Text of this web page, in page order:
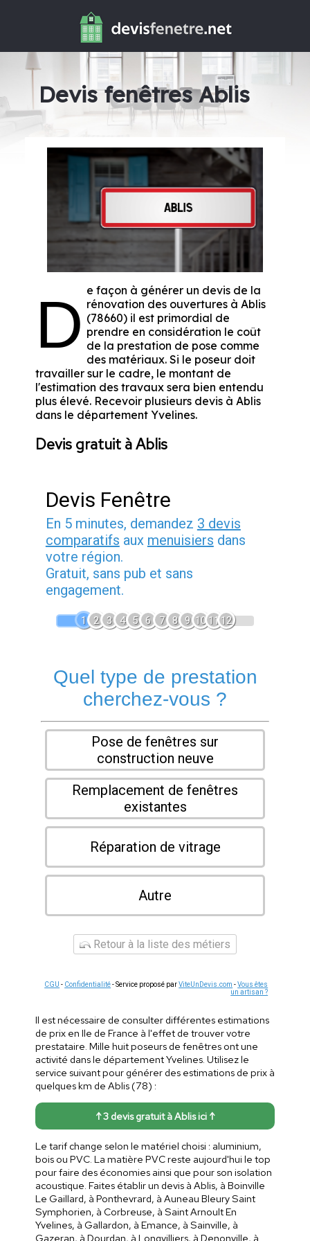
Devis fenêtres Ablis
D e façon à générer un devis de la
rénovation des ouvertures à Ablis
(78660) il est primordial de
prendre en considération le coût
de la prestation de pose comme
des matériaux. Si le poseur doit
travailler sur le cadre, le montant de
l'estimation des travaux sera bien entendu
plus élevé. Recevoir plusieurs devis à Ablis
dans le département Yvelines.
Devis gratuit à Ablis
Devis Fenêtre
En 5 minutes, demandez 3 devis
comparatifs aux menuisiers dans
votre région.
Gratuit, sans pub et sans
engagement.
1 2 3 4 5 6 7 8 9 1011 12
Quel type de prestation
cherchez-vous ?
Pose de fenêtres sur
construction neuve
Remplacement de fenêtres
existantes
Réparation de vitrage
Autre
Retour à la liste des métiers
CGU - Confidentialité- Service proposé parViteUnDevis.com -Vous êtes
un artisan ?
Il est nécessaire de consulter différentes estimations
de prix en Ile de France à l'effet de trouver votre
prestataire. Mille huit poseurs de fenêtres ont une
activité dans le département Yvelines. Utilisez le
service suivant pour générer des estimations de prix à
quelques km de Ablis (78) :
↑ 3 devis gratuit à Ablis ici ↑
Le tarif change selon le matériel choisi : aluminium,
bois ou PVC. La matière PVC reste aujourd'hui le top
pour faire des économies ainsi que pour son isolation
acoustique. Faites établir un devis à Ablis, à Boinville
Le Gaillard, à Ponthevrard, à Auneau Bleury Saint
Symphorien, à Corbreuse, à Saint Arnoult En
Yvelines, à Gallardon, à Emance, à Sainville, à
Gazeran, à Dourdan, à Longvilliers, à Denonville, à